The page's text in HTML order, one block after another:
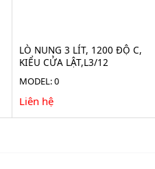
LÒ NUNG 3 LÍT, 1200 ĐỘ C,
KIỂU CỬA LẬT,L3/12
MODEL: 0
Liên hệ